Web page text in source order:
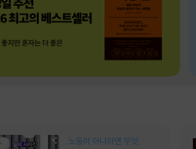
노동이 아니라면 무엇